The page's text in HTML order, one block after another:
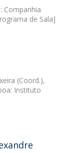
Companhia
de Sala]
(Coord.),
Instituto